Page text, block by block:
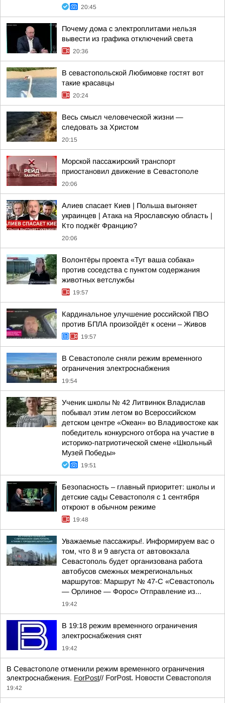
20:45
Почему дома с электроплитами нельзя
вывести из графика отключений света
20:36
В севастопольской Любимовке гостят вот
такие красавцы
20:24
Весь смысл человеческой жизни —
следовать за Христом
20:15
Морской пассажирский транспорт
приостановил движение в Севастополе
20:06
Алиев спасает Киев | Польша выгоняет
украинцев | Атака на Ярославскую область |
Кто поджёг Францию?
20:06
Волонтёры проекта «Тут ваша собака»
против соседства с пунктом содержания
животных ветслужбы
19:57
Кардинальное улучшение российской ПВО
против БПЛА произойдёт к осени – Живов
19:57
В Севастополе сняли режим временного
ограничения электроснабжения
19:54
Ученик школы № 42 Литвинюк Владислав
побывал этим летом во Всероссийском
детском центре «Океан» во Владивостоке как
победитель конкурсного отбора на участие в
историко-патриотической смене «Школьный
Музей Победы»
19:51
Безопасность – главный приоритет: школы и
детские сады Севастополя с 1 сентября
откроют в обычном режиме
19:48
Уважаемые пассажиры!. Информируем вас о
том, что 8 и 9 августа от автовокзала
Севастополь будет организована работа
автобусов смежных межрегиональных
маршрутов: Маршрут № 47-С «Севастополь
— Орлиное — Форос» Отправление из...
19:42
В 19:18 режим временного ограничения
электроснабжения снят
19:42
В Севастополе отменили режим временного ограничения
электроснабжения. ForPost// ForPost. Новости Севастополя
19:42